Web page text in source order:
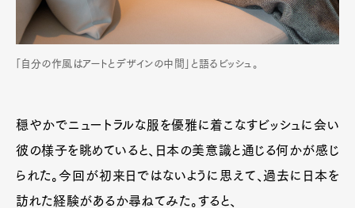
「自分の作風はアートとデザインの中間」と語るビッシュ。
穏やかでニュートラルな服を優雅に着こなすビッシュに会い
彼の様子を眺めていると、日本の美意識と通じる何かが感じ
られた。今回が初来日ではないように思えて、過去に日本を
訪れた経験があるか尋ねてみた。すると、